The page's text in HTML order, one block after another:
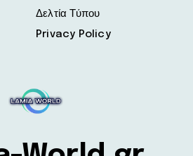
Δελτία Τύπου
Privacy Policy